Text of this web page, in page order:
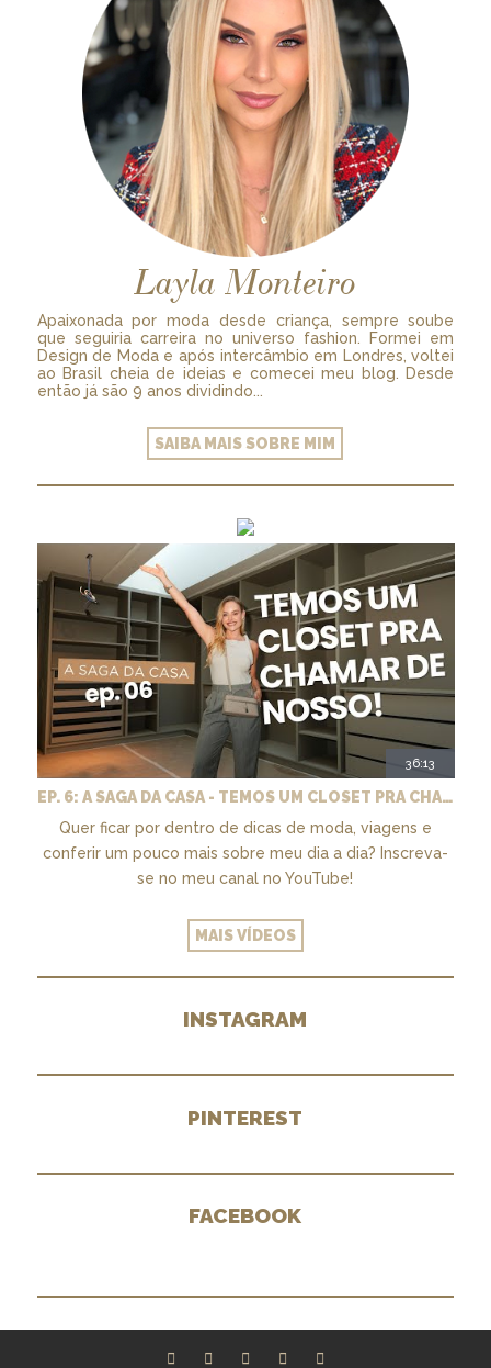
Layla Monteiro
Apaixonada por moda desde criança, sempre soube
que seguiria carreira no universo fashion. Formei em
Design de Moda e após intercâmbio em Londres, voltei
ao Brasil cheia de ideias e comecei meu blog. Desde
então já são 9 anos dividindo...
SAIBA MAIS SOBRE MIM
36:13
EP. 6: A SAGA DA CASA - TEMOS UM CLOSET PRA CHAMAR DE NOSSO + MARCENARIA E PAISAGISMO
Quer ficar por dentro de dicas de moda, viagens e
conferir um pouco mais sobre meu dia a dia? Inscreva-
se no meu canal no YouTube!
MAIS VÍDEOS
INSTAGRAM
PINTEREST
FACEBOOK